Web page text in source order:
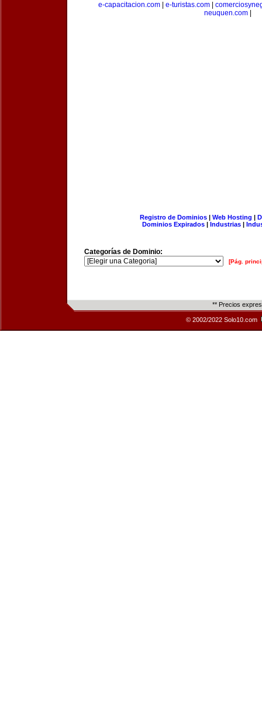
e-capacitacion.com
e-turistas.com
neuquen.com|
Registro de Dominios| Web Hosting |
Dominios Expirados | Industrias |
Categorías de Dominio:
[Pág.
** Precios
© 2002/2022 Solo10.com